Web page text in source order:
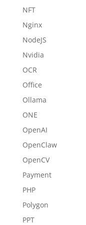
NFT
Nginx
NodeJS
Nvidia
OCR
Office
Ollama
ONE
OpenAI
OpenClaw
OpenCV
Payment
PHP
Polygon
PPT